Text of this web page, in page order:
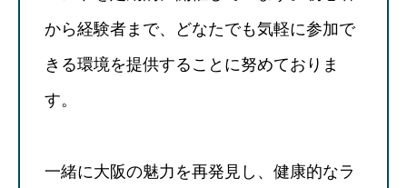
から経験者まで、どなたでも気軽に参加で
きる環境を提供することに努めておりま
す。
一緒に大阪の魅力を再発見し、健康的なラ